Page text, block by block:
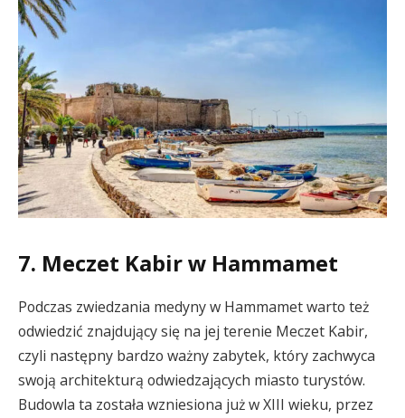
7. Meczet Kabir w Hammamet
Podczas zwiedzania medyny w Hammamet warto też
odwiedzić znajdujący się na jej terenie Meczet Kabir,
czyli następny bardzo ważny zabytek, który zachwyca
swoją architekturą odwiedzających miasto turystów.
Budowla ta została wzniesiona już w XIII wieku, przez